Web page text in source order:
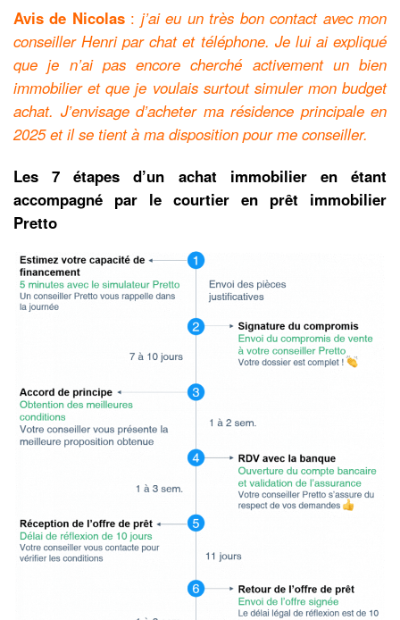
Avis de Nicolas: j’ai eu un très bon contact avec mon
conseiller Henri par chat et téléphone. Je lui ai expliqué
que je n’ai pas encore cherché activement un bien
immobilier et que je voulais surtout simuler mon budget
achat. J’envisage d’acheter ma résidence principale en
2025 et il se tient à ma disposition pour me conseiller.
Les 7 étapes d’un achat immobilier en étant
accompagné par le courtier en prêt immobilier
Pretto